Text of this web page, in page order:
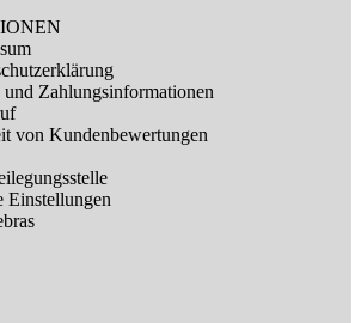
Zahlungsinformationen
von Kundenbewertungen
Einstellungen